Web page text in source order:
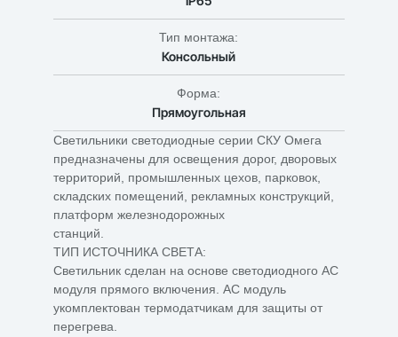
Тип монтажа:
Консольный
Форма:
Прямоугольная
Светильники светодиодные серии СКУ Омега
предназначены для освещения дорог, дворовых
территорий, промышленных цехов, парковок,
складских помещений, рекламных конструкций,
платформ железнодорожных
станций.
ТИП ИСТОЧНИКА СВЕТА:
Светильник сделан на основе светодиодного АС
модуля прямого включения. АС модуль
укомплектован термодатчикам для защиты от
перегрева.